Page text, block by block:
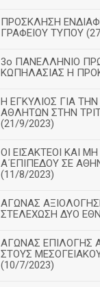
ΠΡΟΣΚΛΗΣΗ
ΓΡΑΦΕΙΟΥ ΤΥΠΟΥ
3ο ΠΑΝΕΛΛΗΝΙΟ
ΚΩΠΗΛΑΣΙΑΣ Η
Η ΕΓΚΥΛΙΟΣ ΓΙΑ
ΑΘΛΗΤΩΝ ΣΤΗΝ
(21/9/2023)
ΟΙ ΕΙΣΑΚΤΕΟΙ ΚΑΙ
Α΄ΕΠΙΠΕΔΟΥ ΣΕ
(11/8/2023)
ΑΓΩΝΑΣ
ΣΤΕΛΕΧΩΣΗ ΔΥΟ
ΑΓΩΝΑΣ ΕΠΙΛΟΓΗΣ
ΣΤΟΥΣ
(10/7/2023)